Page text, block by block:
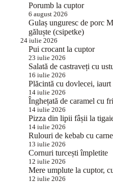
Porumb la cuptor
6 august 2026
Gulaș unguresc de porc
găluște (csipetke)
24 iulie 2026
Pui crocant la cuptor
23 iulie 2026
Salată de castraveți cu
16 iulie 2026
Plăcintă cu dovlecei, iaurt
14 iulie 2026
Înghețată de caramel cu
14 iulie 2026
Pizza din lipii fâșii la
14 iulie 2026
Rulouri de kebab cu
13 iulie 2026
Cornuri turcești împletite
12 iulie 2026
Mere umplute la cuptor,
12 iulie 2026